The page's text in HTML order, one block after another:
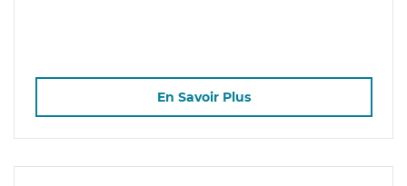
En Savoir Plus